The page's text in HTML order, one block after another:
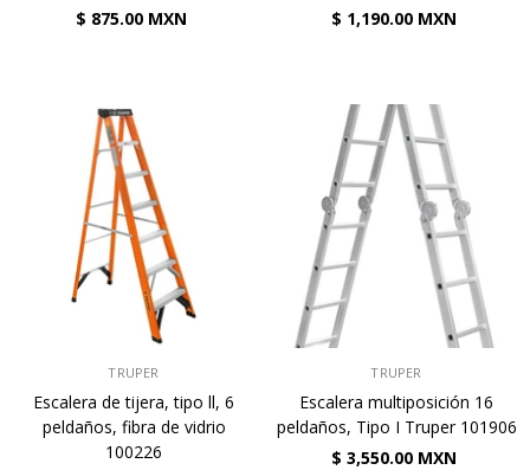
$ 875.00 MXN
$ 1,190.00 MXN
TRUPER
Escalera de tijera, tipo ll, 6
peldaños, fibra de vidrio
100226
TRUPER
Escalera multiposición 16
peldaños, Tipo I Truper 101906
$ 3,550.00 MXN